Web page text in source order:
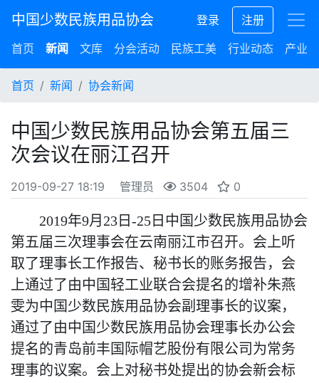
中国少数民族用品协会 登录
注册
首页
新闻 文库 分会活动 民族工美 行业动态 产业
首页 新闻 协会新闻
中国少数民族用品协会第五届三
次会议在丽江召开
2019-09-27 18:19 管理员 3504 0
2019年9月23日-25日中国少数民族用品协会
第五届三次理事会在云南丽江市召开。会上听
取了理事长工作报告、秘书长的账务报告，会
上通过了由中国轻工业联合会提名的增补朱燕
雯为中国少数民族用品协会副理事长的议案，
通过了由中国少数民族用品协会理事长办公会
提名的青岛前丰国际帽艺股份有限公司为常务
理事的议案。会上对秘书处提出的协会新会标